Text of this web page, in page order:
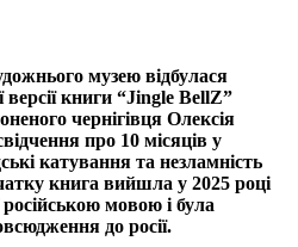
музею відбулася
версії книги “Jingle BellZ”
чернігівця Олексія
про 10 місяців у
катування та незламність
книга вийшла у 2025 році
мовою і була
до росії.